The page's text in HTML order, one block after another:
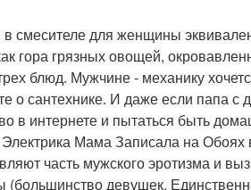
смесителе для женщины
гора грязных овощей,
блюд. Мужчине - механику
о сантехнике. И даже если папа с
в интернете и пытаться быть
Мама Записала на
часть мужского эротизма и
девушек.